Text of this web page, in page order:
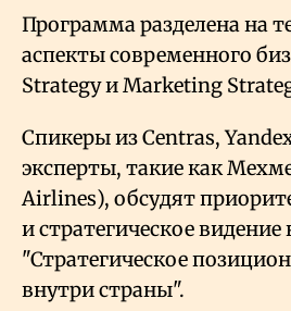
Программа разделена на
аспекты современного
Strategy и Marketing
Спикеры из Centras,
эксперты, такие как
Airlines), обсудят
и стратегическое
"Стратегическое
внутри страны".